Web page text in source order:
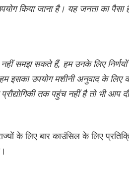
किया जाना है। यह जनता का पैसा
समझ सकते हैं, हम उनके लिए
इसका उपयोग मशीनी अनुवाद के
तक पहुंच नहीं है तो भी आप
के लिए बार काउंसिल के लिए